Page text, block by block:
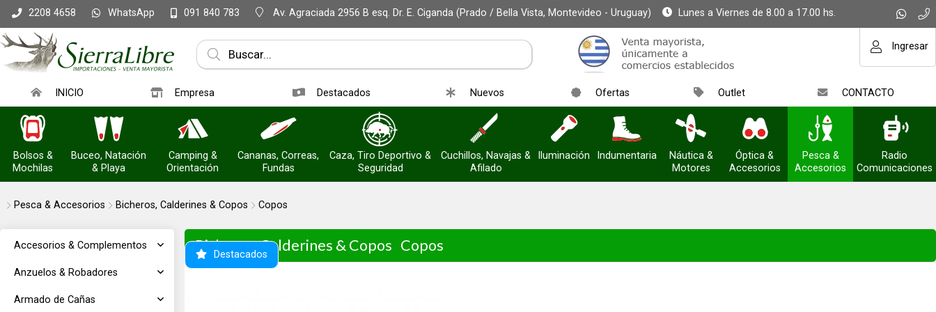
2208 4658 WhatsApp 091 840 783 Av. Agraciada 2956 B esq. Dr. E. Ciganda (Prado / Bella Vista, Montevideo - Uruguay) Lunes a Viernes de 8.00 a 17.00 hs.
Ingresar
INICIO Empresa Destacados Nuevos Ofertas Outlet CONTACTO
Bolsos &
Mochilas
Buceo, Natación
& Playa
Camping &
Orientación
Cananas, Correas,
Fundas
Caza, Tiro Deportivo &
Seguridad
Cuchillos, Navajas &
Afilado
Iluminación Indumentaria
Náutica &
Motores
Óptica &
Accesorios
Pesca &
Accesorios
Radio
Comunicaciones
Pesca & Accesorios Bicheros, Calderines & Copos Copos
Accesorios & Complementos
Anzuelos & Robadores
Armado de Cañas
Bicheros, Calderines & Copos Copos
Destacados